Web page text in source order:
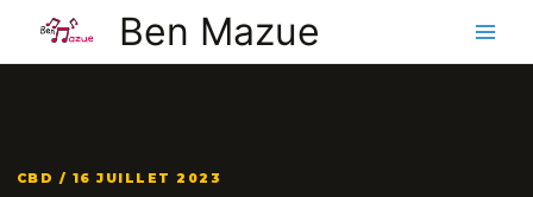
contenu
Ben Mazue
CBD / 16 JUILLET 2023